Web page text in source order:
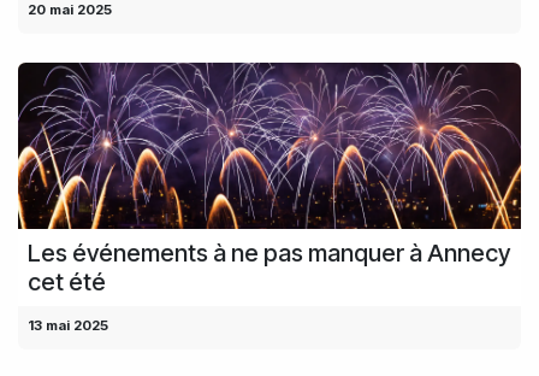
20 mai 2025
Les événements à ne pas manquer à Annecy
cet été
13 mai 2025